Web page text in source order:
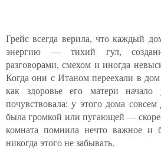
Грейс всегда верила, что каждый
энергию — тихий гул,
разговорами, смехом и иногда
Когда они с Итаном переехали в дом
как здоровье его матери начало
почувствовала: у этого дома
была громкой или пугающей —
комната помнила нечто важное и
никогда этого не забывать.